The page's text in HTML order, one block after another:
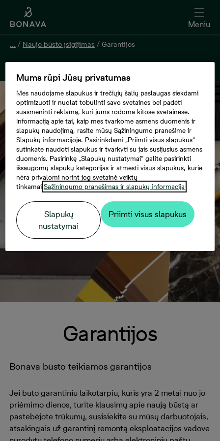
Meniu
... / Naujo būsto įsigijimas / Garantijos
Garantijos
Garantijos
Bonava būsto teikiamos garantijos
Jei buto garantiniu laikotarpiu, kuris yra 2 metai nuo jo
priėmimo dienos, turite klausimų apie naują būstą ar
pastebėjote trūkumų, susisiekite su mūsų darbuotojais,
atsakingais už garantinį remontą eksploatacijos vadove
Mums rūpi Jūsų privatumas
Mes naudojame slapukus ir trečiųjų šalių paslaugas siekdami
optimizuoti ir nuolat tobulinti savo svetaines bei padėti
suasmeninti reklamą, kuri jums rodoma kitose svetainėse.
Informaciją apie tai, kaip mes tvarkome asmens duomenis ir
slapukų naudojimą, rasite mūsų Sąžiningumo pranešime ir
Slapukų informacijoje. Pasirinkdami „Priimti visus slapukus“
sutinkate naudoti slapukus ir tvarkyti su jais susijusius asmens
duomenis. Pasirinkę „Slapukų nustatymai“ galite pasirinkti
išsaugomų slapukų kategorijas ir atmesti visus slapukus, kurie
nėra privalomi norint jog svetainė veiktų
tinkamai.Sąžiningumo pranešimas ir slapukų informacija
Slapukų
nustatymai
Priimti visus slapukus